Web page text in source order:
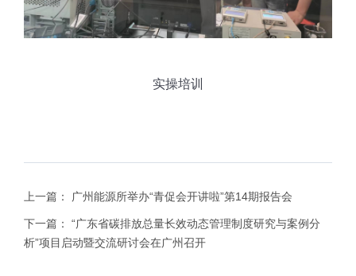
实操培训
上一篇： 广州能源所举办“青促会开讲啦”第14期报告会
下一篇：
“广东省碳排放总量长效动态管理制度研究与案例分
析”项目启动暨交流研讨会在广州召开